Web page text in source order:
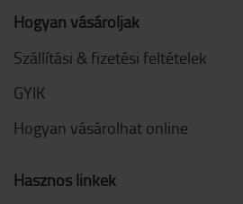
Hogyan vásároljak
Szállítási & fizetési feltételek
GYIK
Hogyan vásárolhat online
Hasznos linkek